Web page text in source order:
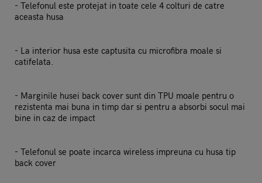
- Telefonul este protejat in toate cele 4 colturi de catre
aceasta husa
- La interior husa este captusita cu microfibra moale si
catifelata.
- Marginile husei back cover sunt din TPU moale pentru o
rezistenta mai buna in timp dar si pentru a absorbi socul mai
bine in caz de impact
- Telefonul se poate incarca wireless impreuna cu husa tip
back cover